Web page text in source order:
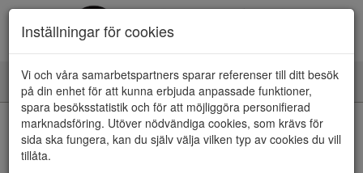
Toggle
navigation
HEM
Inställningar för cookies
Vi och våra samarbetspartners sparar referenser till ditt besök
på din enhet för att kunna erbjuda anpassade funktioner,
spara besöksstatistik och för att möjliggöra personifierad
marknadsföring. Utöver nödvändiga cookies, som krävs för
sida ska fungera, kan du själv välja vilken typ av cookies du vill
tillåta.